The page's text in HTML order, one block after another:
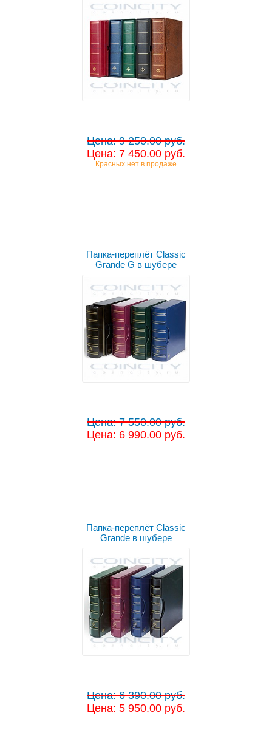
Цена: 9 250.00 руб.
Цена: 7 450.00 руб.
Красных нет в продаже
Папка-переплёт Classic
Grande G в шубере
Цена: 7 550.00 руб.
Цена: 6 990.00 руб.
Папка-переплёт Classic
Grande в шубере
Цена: 6 390.00 руб.
Цена: 5 950.00 руб.